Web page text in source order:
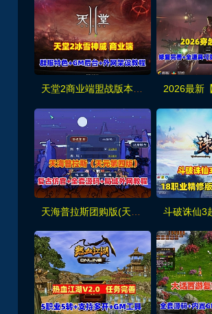
天堂2商业端盟战版本,冰雪神威,奶妈神威加持版,循环BOSS狩猎-世界BOSS-活动BOSS